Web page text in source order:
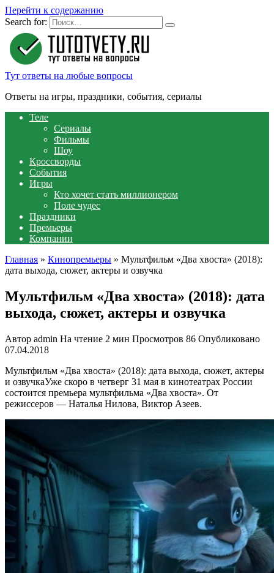
Перейти к содержанию
Search for:
Тут ответы на любые вопросы
Ответы на игры, праздники, события, сериалы
Теле
Сериалы
Фильмы
Шоу
Кроссворды
События
Игры
Кто хочет стать миллионером
Поле чудес
Праздники
Премьеры
Компании
Главная » Кинопремьеры » Мультфильм «Два хвоста» (2018):
дата выхода, сюжет, актеры и озвучка
Мультфильм «Два хвоста» (2018): дата
выхода, сюжет, актеры и озвучка
Автор admin На чтение 2 мин Просмотров 86 Опубликовано
07.04.2018
Мультфильм «Два хвоста» (2018): дата выхода, сюжет, актеры
и озвучкаУже скоро в четверг 31 мая в кинотеатрах России
состоится премьера мультфильма «Два хвоста». От
режиссеров — Наталья Нилова, Виктор Азеев.